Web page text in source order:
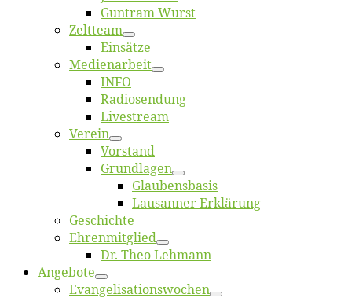
Gun­tram Wurst
Zelt­team
Ein­sät­ze
Me­di­en­ar­beit
INFO
Ra­dio­sen­dung
Live­stream
Ver­ein
Vor­stand
Grund­la­gen
Glaubens­ba­sis
Lausan­ner Erklärung
Ge­schich­te
Eh­ren­mit­glied
Dr. Theo Lehmann
An­ge­bo­te
Evangelisa­tions­wo­chen